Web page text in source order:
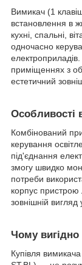
Вимикач (1
встановлення в
кухні, спальні,
одночасно
приміщеннях з
естетичний
Особливості
Комбінований
керування
під'єднання
змогу швидко
потреби
корпус пристрою
зовнішній вигляд
Чому вигідно
Купівля